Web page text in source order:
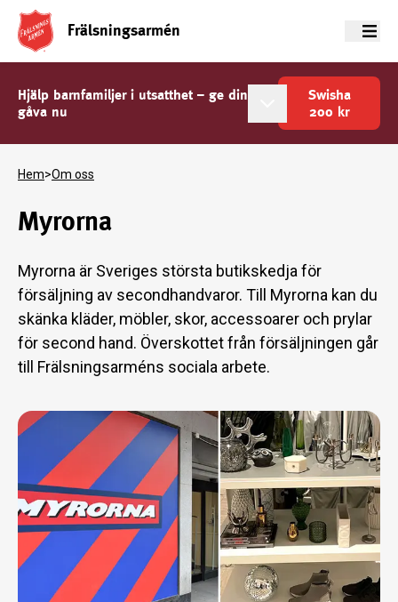
Frälsningsarmén Meny
Hjälp barnfamiljer i utsatthet – ge din
gåva nu
Swisha
200 kr
Hem>Om oss
Myrorna
Myrorna är Sveriges största butikskedja för
försäljning av secondhandvaror. Till Myrorna kan du
skänka kläder, möbler, skor, accessoarer och prylar
för second hand. Överskottet från försäljningen går
till Frälsningsarméns sociala arbete.